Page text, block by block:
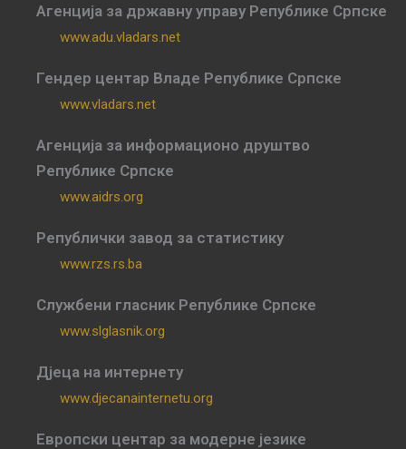
Агенција за државну управу Републике Српске
www.adu.vladars.net
Гендер центар Владе Републике Српске
www.vladars.net
Агенција за информационо друштво
Републике Српске
www.aidrs.org
Републички завод за статистику
www.rzs.rs.ba
Службени гласник Републике Српске
www.slglasnik.org
Дјеца на интернету
www.djecanainternetu.org
Европски центар за модерне језике